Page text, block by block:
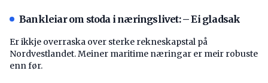
Bankleiar om stoda i næringslivet: – Ei gladsak
Er ikkje overraska over sterke rekneskapstal på
Nordvestlandet. Meiner maritime næringar er meir robuste
enn før.